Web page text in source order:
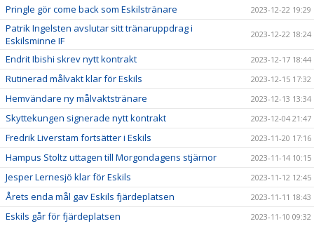
Pringle gör come back som Eskilstränare 2023-12-22 19:29
Patrik Ingelsten avslutar sitt tränaruppdrag i
Eskilsminne IF
2023-12-22 18:24
Endrit Ibishi skrev nytt kontrakt 2023-12-17 18:44
Rutinerad målvakt klar för Eskils 2023-12-15 17:32
Hemvändare ny målvaktstränare 2023-12-13 13:34
Skyttekungen signerade nytt kontrakt 2023-12-04 21:47
Fredrik Liverstam fortsätter i Eskils 2023-11-20 17:16
Hampus Stoltz uttagen till Morgondagens stjärnor 2023-11-14 10:15
Jesper Lernesjö klar för Eskils 2023-11-12 12:45
Årets enda mål gav Eskils fjärdeplatsen 2023-11-11 18:43
Eskils går för fjärdeplatsen 2023-11-10 09:32